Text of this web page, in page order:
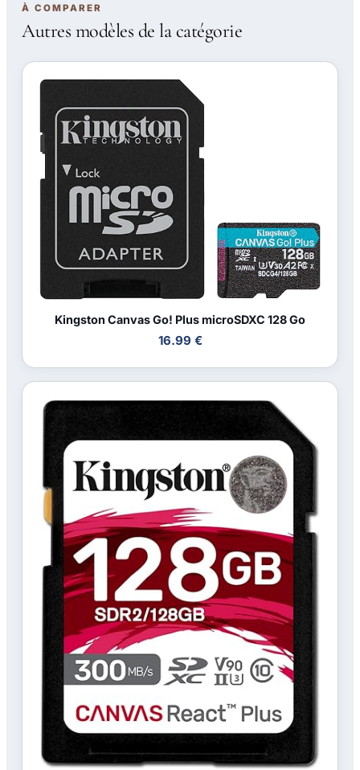
À COMPARER
Autres modèles de la catégorie
Kingston Canvas Go! Plus microSDXC 128 Go
16.99 €